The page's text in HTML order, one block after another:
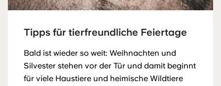
Tipps für tierfreundliche Feiertage
Bald ist wieder so weit: Weihnachten und
Silvester stehen vor der Tür und damit beginnt
für viele Haustiere und heimische Wildtiere